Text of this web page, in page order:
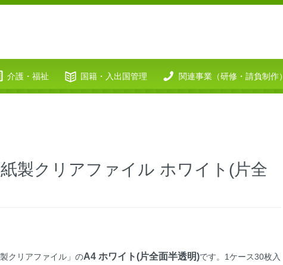
介護・福祉 国籍・入出国管理 関連事業（研修・請負制作）
製クリアファイル ホワイト(片全
クリアファイル」のA4 ホワイト(片全面半透明)です。1ケース30枚入